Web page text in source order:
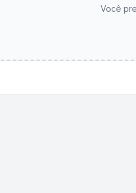
Você